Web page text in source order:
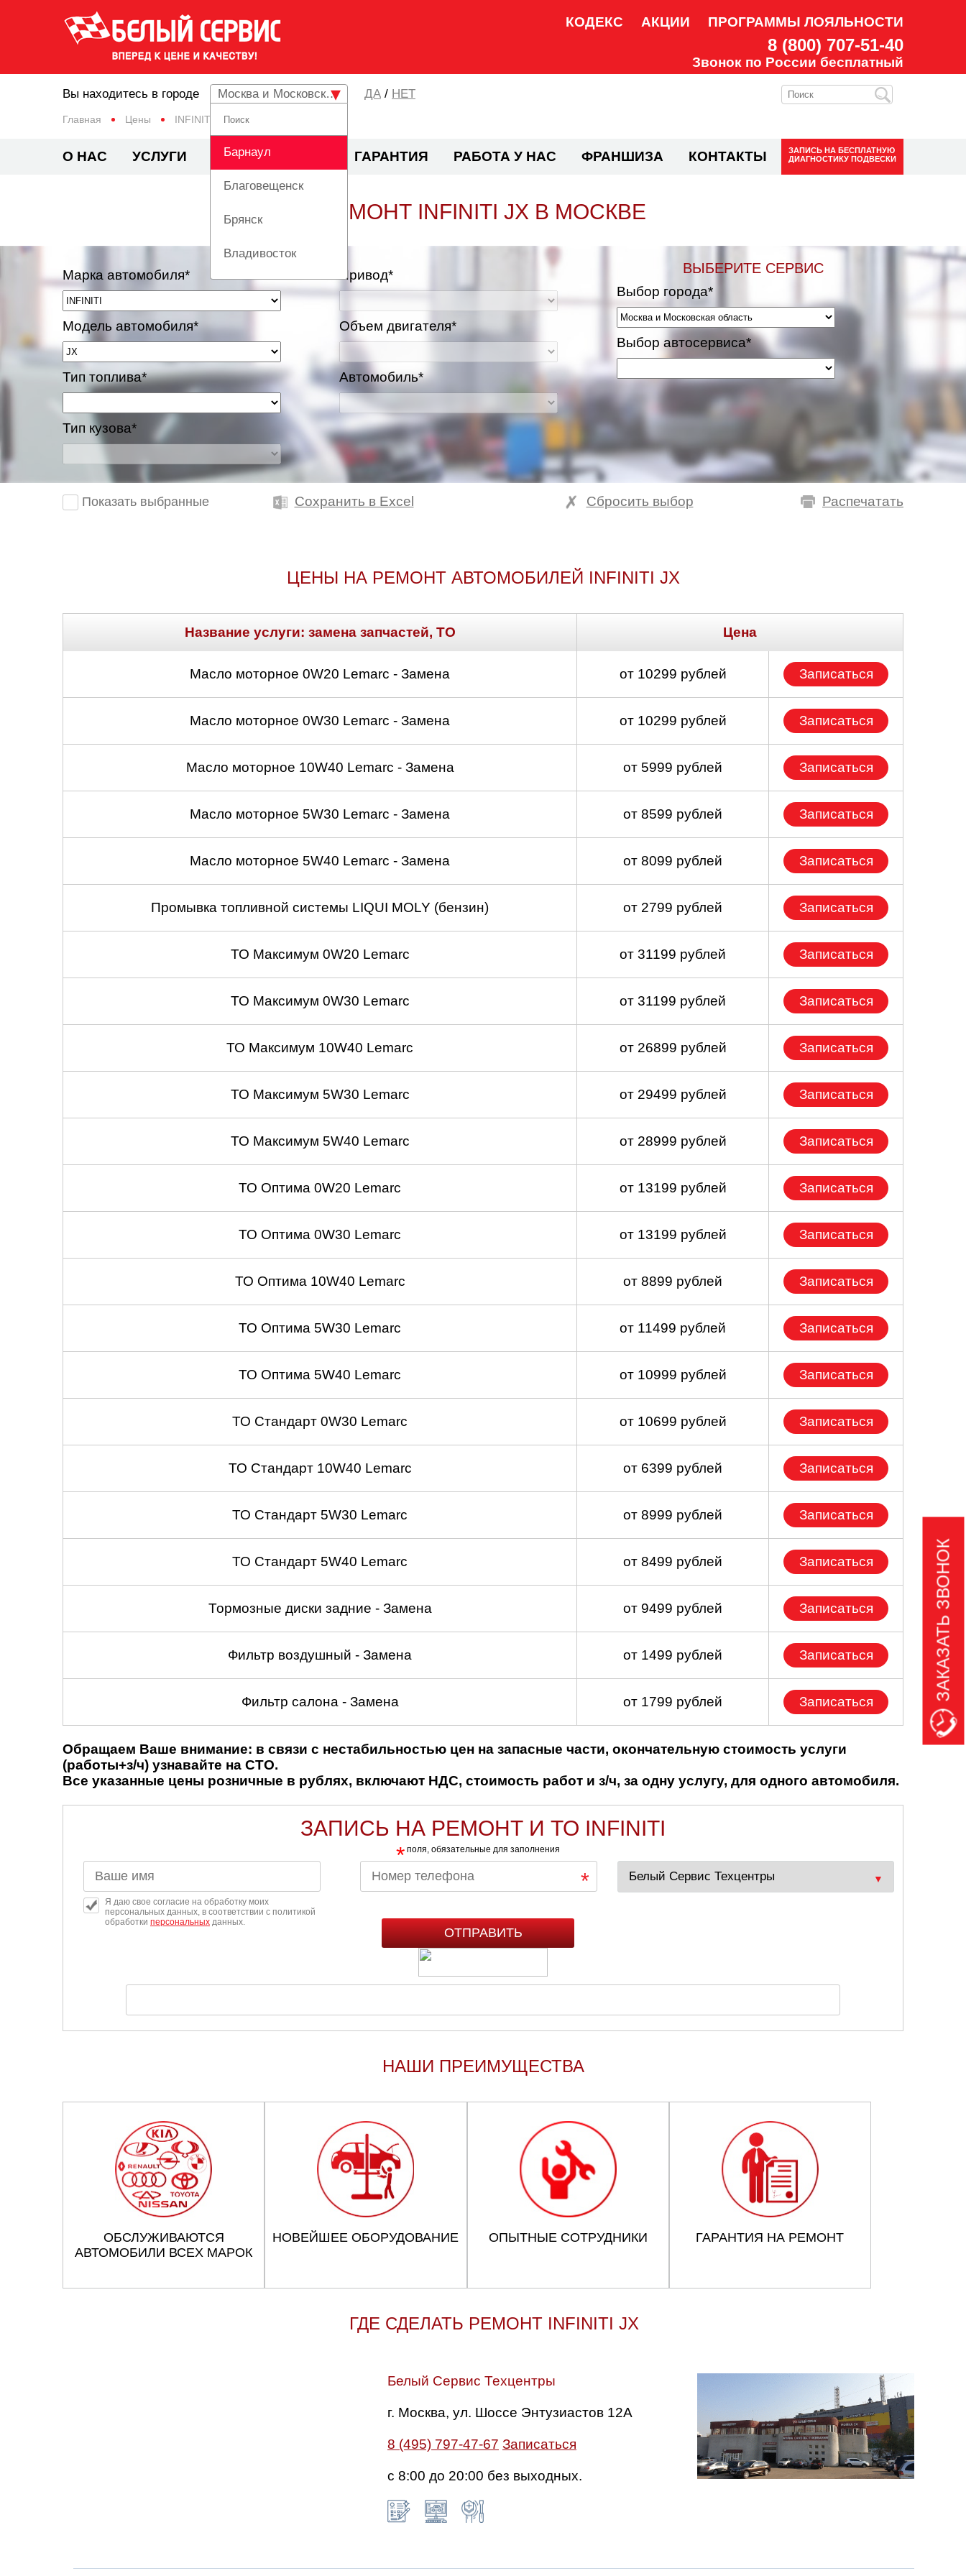
КОДЕКС АКЦИИ ПРОГРАММЫ ЛОЯЛЬНОСТИ
8 (800) 707-51-40
Звонок по России бесплатный
Главная Цены INFINITI JX
Вы находитесь в городе Москва и Московская область
Барнаул
Благовещенск
Брянск
Владивосток
Вологда
Красноярск
Одинцово
Оренбург
Петрозаводск
Самара
Санкт-Петербург
Саратов
Сургут
Тула
Ульяновск
Череповец
Ярославль
/ НЕТ
О НАС УСЛУГИ ЦЕНЫ ГАРАНТИЯ РАБОТА У НАС ФРАНШИЗА КОНТАКТЫ ЗАПИСЬ НА БЕСПЛАТНУЮ
ДИАГНОСТИКУ ПОДВЕСКИ
РЕМОНТ INFINITI JX В МОСКВЕ
Марка автомобиля*
Модель автомобиля*
Тип топлива*
Тип кузова*
Привод*
Объем двигателя*
Автомобиль*
ВЫБЕРИТЕ СЕРВИС
Выбор города*
Выбор автосервиса*
Показать выбранные Сохранить в Excel Распечатать
Сбросить выбор
ЦЕНЫ НА РЕМОНТ АВТОМОБИЛЕЙ INFINITI JX
Название услуги: замена запчастей, ТО Цена
Масло моторное 0W20 Lemarc - Замена от 10299 рублей Записаться
Масло моторное 0W30 Lemarc - Замена от 10299 рублей Записаться
Масло моторное 10W40 Lemarc - Замена от 5999 рублей Записаться
Масло моторное 5W30 Lemarc - Замена от 8599 рублей Записаться
Масло моторное 5W40 Lemarc - Замена от 8099 рублей Записаться
Промывка топливной системы LIQUI MOLY (бензин) от 2799 рублей Записаться
ТО Максимум 0W20 Lemarc от 31199 рублей Записаться
ТО Максимум 0W30 Lemarc от 31199 рублей Записаться
ТО Максимум 10W40 Lemarc от 26899 рублей Записаться
ТО Максимум 5W30 Lemarc от 29499 рублей Записаться
ТО Максимум 5W40 Lemarc от 28999 рублей Записаться
ТО Оптима 0W20 Lemarc от 13199 рублей Записаться
ТО Оптима 0W30 Lemarc от 13199 рублей Записаться
ТО Оптима 10W40 Lemarc от 8899 рублей Записаться
ТО Оптима 5W30 Lemarc от 11499 рублей Записаться
ТО Оптима 5W40 Lemarc от 10999 рублей Записаться
ТО Стандарт 0W30 Lemarc от 10699 рублей Записаться
ТО Стандарт 10W40 Lemarc от 6399 рублей Записаться
ТО Стандарт 5W30 Lemarc от 8999 рублей Записаться
ТО Стандарт 5W40 Lemarc от 8499 рублей Записаться
Тормозные диски задние - Замена от 9499 рублей Записаться
Фильтр воздушный - Замена от 1499 рублей Записаться
Фильтр салона - Замена от 1799 рублей Записаться
Обращаем Ваше внимание: в связи с нестабильностью цен на запасные части, окончательную стоимость услуги
(работы+з/ч) узнавайте на СТО.
Все указанные цены розничные в рублях, включают НДС, стоимость работ и з/ч, за одну услугу, для одного автомобиля.
ЗАПИСЬ НА РЕМОНТ И ТО INFINITI
* поля, обязательные для заполнения
Я даю свое согласие на обработку моих
персональных данных, в соответствии с политикой
обработки персональных данных.
НАШИ ПРЕИМУЩЕСТВА
ОБСЛУЖИВАЮТСЯ
АВТОМОБИЛИ ВСЕХ МАРОК
НОВЕЙШЕЕ ОБОРУДОВАНИЕ ОПЫТНЫЕ СОТРУДНИКИ ГАРАНТИЯ НА РЕМОНТ
ГДЕ СДЕЛАТЬ РЕМОНТ INFINITI JX
Белый Сервис Техцентры
г. Москва, ул. Шоссе Энтузиастов 12А
8 (495) 797-47-67 Записаться
с 8:00 до 20:00 без выходных.
ЗАКАЗАТЬ ЗВОНОК